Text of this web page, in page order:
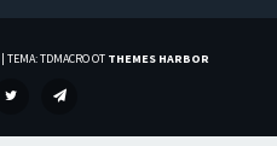
| ТЕМА: TDMACRO ОТ THEMES HARBOR
TWITTER